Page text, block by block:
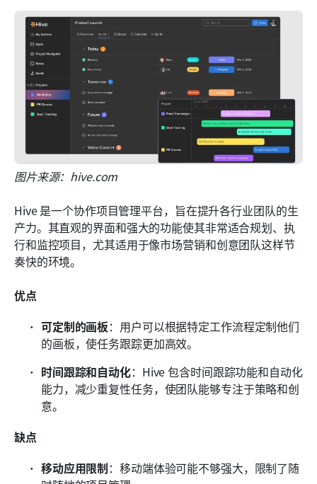
图片来源：hive.com
Hive 是一个协作项目管理平台，旨在提升各行业团队的生
产力。其直观的界面和强大的功能使其非常适合规划、执
行和监控项目，尤其适用于像市场营销和创意团队这样节
奏快的环境。
优点
可定制的画板：用户可以根据特定工作流程定制他们
的画板，使任务跟踪更加高效。
时间跟踪和自动化：Hive 包含时间跟踪功能和自动化
能力，减少重复性任务，使团队能够专注于策略和创
意。
缺点
移动应用限制：移动端体验可能不够强大，限制了随